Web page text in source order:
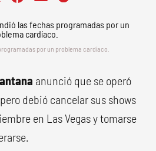
por un problema cardíaco.
anunció que se operó
debió cancelar sus shows
en Las Vegas y tomarse